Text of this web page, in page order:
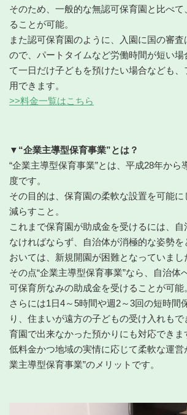
そのため、一般的な無認可保育園と比べて
ることが可能。
また認可保育園のように、入園に国の審
ので、パートタイムなど労働時間が短い場
て一日だけ子どもを預けたい場合なども、
用できます。
>>料金一覧はこちら
▼“企業主導型保育事業”とは？
“企業主導型保育事業”とは、平成28年から
度です。
その目的は、保育園の柔軟な設置を可能に
減らすこと。
これまで保育園が助成金を受けるには、
なければならず、自治体が消極的な姿勢を
おいては、新規開園が困難となっていまし
その点“企業主導型保育事業”なら、自治体
可保育所なみの助成金を受けることが可能
さらには1日4～5時間や週2～3回の短時間
り、住まいが遠方の子どもの受け入れも
育園で出来なかった預かりにも対応できま
低料金かつ地域の実情に応じて柔軟な運営
業主導型保育事業”のメリットです。